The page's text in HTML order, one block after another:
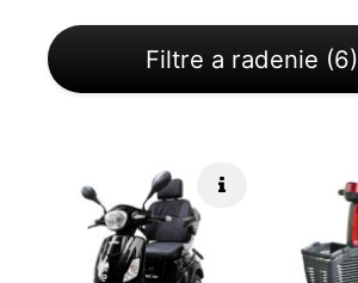
Filtre a radenie (6)